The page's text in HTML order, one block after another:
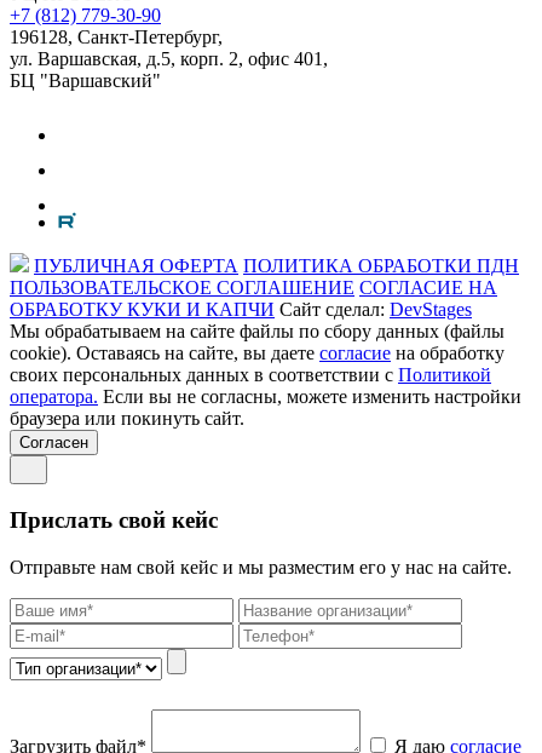
+7 (812) 779-30-90
196128, Санкт-Петербург,
ул. Варшавская, д.5, корп. 2, офис 401,
БЦ "Варшавский"
ПУБЛИЧНАЯ ОФЕРТА ПОЛИТИКА ОБРАБОТКИ ПДН
ПОЛЬЗОВАТЕЛЬСКОЕ СОГЛАШЕНИЕ СОГЛАСИЕ НА
ОБРАБОТКУ КУКИ И КАПЧИ Сайт сделал: DevStages
Мы обрабатываем на сайте файлы по сбору данных (файлы
cookie). Оставаясь на сайте, вы даете согласие на обработку
своих персональных данных в соответствии с Политикой
оператора. Если вы не согласны, можете изменить настройки
браузера или покинуть сайт.
Согласен
Прислать свой кейс
Отправьте нам свой кейс и мы разместим его у нас на сайте.
Загрузить файл* Я даю согласие